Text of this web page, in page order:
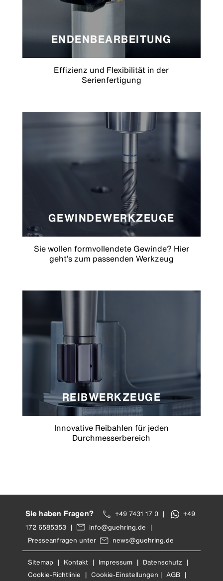
ENDENBEARBEITUNG
Effizienz und Flexibilität in der
Serienfertigung
GEWINDEWERKZEUGE
Sie wollen formvollendete Gewinde? Hier
geht’s zum passenden Werkzeug
REIBWERKZEUGE
Innovative Reibahlen für jeden
Durchmesserbereich
Sie haben Fragen? +49 7431 17 0 |
+49
172 6585353 | info@guehring.de |
Presseanfragen unter
news@guehring.de
Sitemap | Kontakt | Impressum | Datenschutz |
Cookie-Richtlinie | Cookie-Einstellungen | AGB |